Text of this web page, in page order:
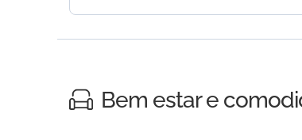
Bem estar e